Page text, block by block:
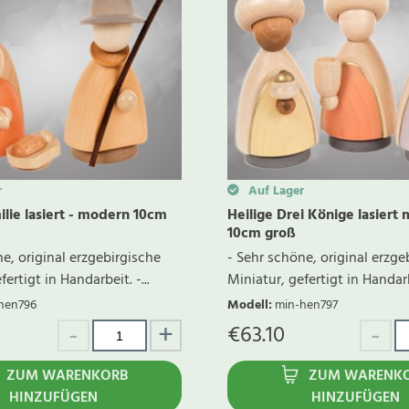
lasiert - modern 10cm
original erzgebirgische
in Handarbeit. -...
ZUM WARENKORB
HINZUFÜGEN
Auf Lager
Heilige Drei Könige lasiert
10cm groß
- Sehr schöne, original
Miniatur, gefertigt in
Modell: min-hen797
€63.10
ZUM
HINZUFÜGEN